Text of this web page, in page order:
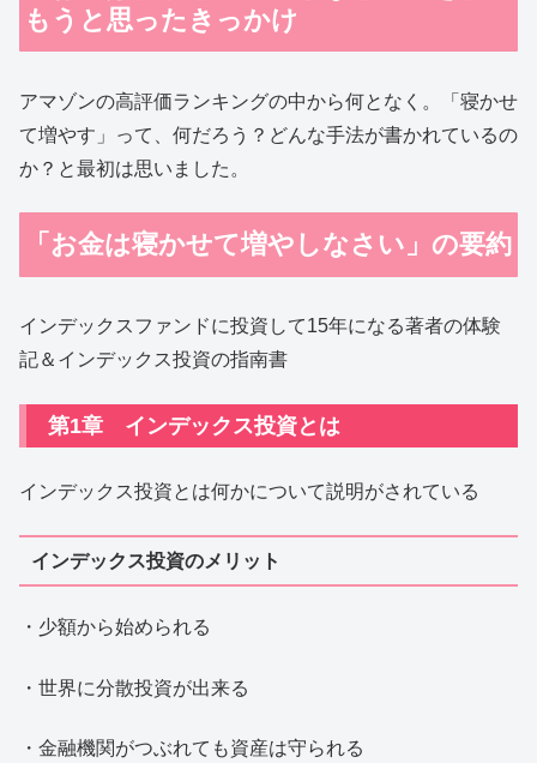
もうと思ったきっかけ
アマゾンの高評価ランキングの中から何となく。「寝かせ
て増やす」って、何だろう？どんな手法が書かれているの
か？と最初は思いました。
「お金は寝かせて増やしなさい」の要約
インデックスファンドに投資して15年になる著者の体験
記＆インデックス投資の指南書
第1章 インデックス投資とは
インデックス投資とは何かについて説明がされている
インデックス投資のメリット
・少額から始められる
・世界に分散投資が出来る
・金融機関がつぶれても資産は守られる